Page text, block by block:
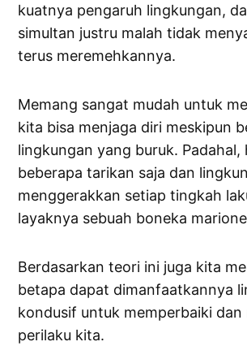
kuatnya pengaruh lingkungan,
simultan justru malah tidak
terus meremehkannya.
Memang sangat mudah untuk
kita bisa menjaga diri meskipun
lingkungan yang buruk. Padahal,
beberapa tarikan saja dan
menggerakkan setiap tingkah
layaknya sebuah boneka
Berdasarkan teori ini juga kita
betapa dapat dimanfaatkannya
kondusif untuk memperbaiki dan
perilaku kita.